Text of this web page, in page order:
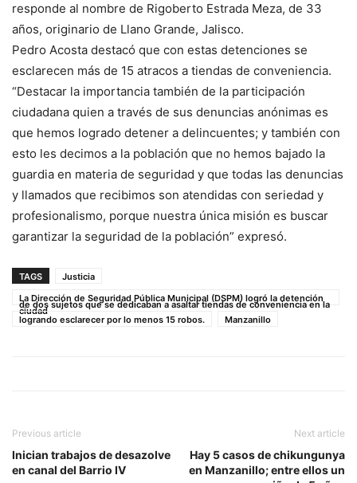
responde al nombre de Rigoberto Estrada Meza, de 33
años, originario de Llano Grande, Jalisco.
Pedro Acosta destacó que con estas detenciones se
esclarecen más de 15 atracos a tiendas de conveniencia.
“Destacar la importancia también de la participación
ciudadana quien a través de sus denuncias anónimas es
que hemos logrado detener a delincuentes; y también con
esto les decimos a la población que no hemos bajado la
guardia en materia de seguridad y que todas las denuncias
y llamados que recibimos son atendidas con seriedad y
profesionalismo, porque nuestra única misión es buscar
garantizar la seguridad de la población” expresó.
TAGS
Justicia
La Dirección de Seguridad Pública Municipal (DSPM) logró la detención
de dos sujetos que se dedicaban a asaltar tiendas de conveniencia en la
ciudad
logrando esclarecer por lo menos 15 robos. Manzanillo
Previous article
Inician trabajos de desazolve
en canal del Barrio IV
Next article
Hay 5 casos de chikungunya
en Manzanillo; entre ellos un